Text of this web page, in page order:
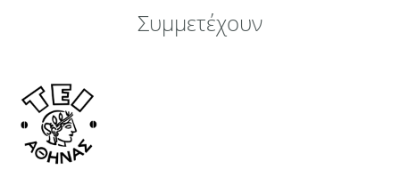
Συμμετέχουν